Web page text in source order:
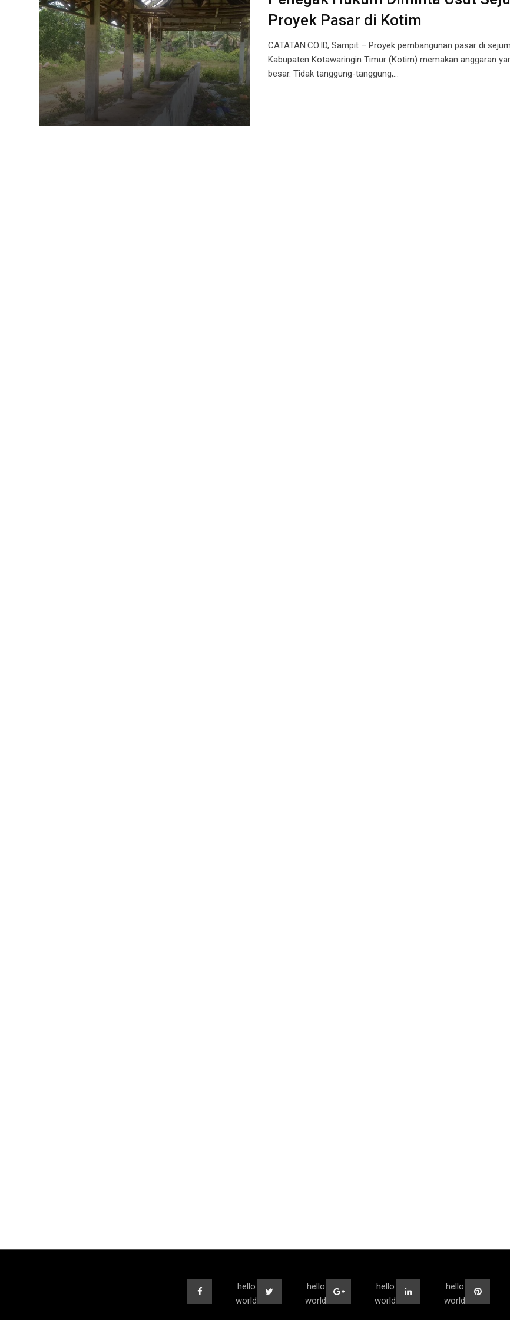
Proyek Pasar di Kotim
CATATAN.CO.ID, Sampit – Proyek pembangunan pasar di
Kabupaten Kotawaringin Timur (Kotim) memakan anggaran
besar. Tidak tanggung-tanggung,…
hello
world
hello
world
hello
world
hello
world